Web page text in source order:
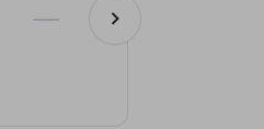
—